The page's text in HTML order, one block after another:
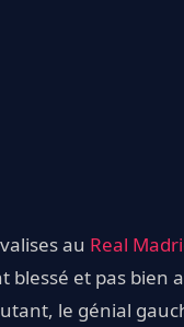
au Real
blessé et pas bien
le génial